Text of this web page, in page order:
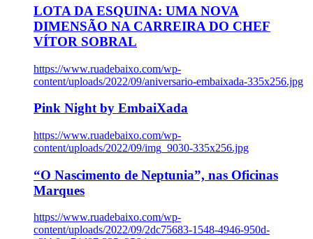
LOTA DA ESQUINA: UMA NOVA
DIMENSÃO NA CARREIRA DO CHEF
VÍTOR SOBRAL
https://www.ruadebaixo.com/wp-
content/uploads/2022/09/aniversario-embaixada-335x256.jpg
Pink Night by EmbaiXada
https://www.ruadebaixo.com/wp-
content/uploads/2022/09/img_9030-335x256.jpg
“O Nascimento de Neptunia”, nas Oficinas
Marques
https://www.ruadebaixo.com/wp-
content/uploads/2022/09/2dc75683-1548-4946-950d-